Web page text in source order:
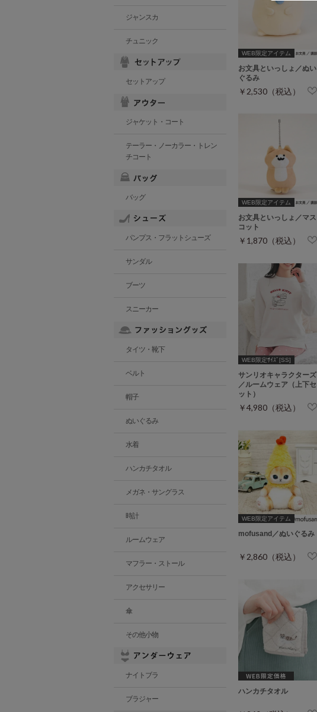
WEB限定アイテム
お文具といっしょ／ぬい
ぐるみ
￥2,530（税込）
WEB限定アイテム
お文具といっしょ／マス
コット
￥1,870（税込）
WEB限定ｻｲｽﾞ[SS]
サンリオキャラクターズ
／ルームウェア（上下セ
ット）
￥4,980（税込）
WEB限定アイテム
mofusand／ぬいぐるみ
￥2,860（税込）
ハンカチタオル
ジャンスカ
チュニック
セットアップ
ジャケット・コート
テーラー・ノーカラー・トレン
チコート
バッグ
パンプス・フラットシューズ
サンダル
ブーツ
スニーカー
タイツ・靴下
ベルト
帽子
ぬいぐるみ
水着
ハンカチタオル
メガネ・サングラス
時計
ルームウェア
マフラー・ストール
アクセサリー
傘
その他小物
ナイトブラ
ブラジャー